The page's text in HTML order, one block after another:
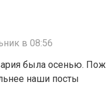
в 08:56
была осенью.
наши посты